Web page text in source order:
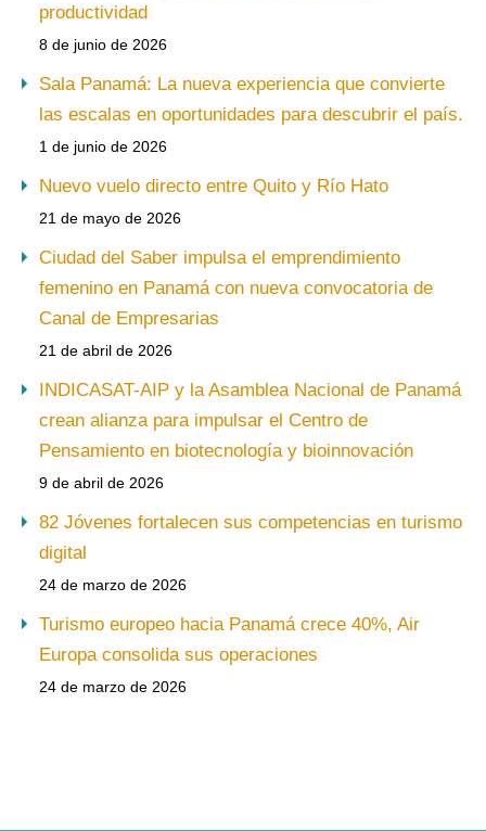
productividad
8 de junio de 2026
Sala Panamá: La nueva experiencia que convierte
las escalas en oportunidades para descubrir el país.
1 de junio de 2026
Nuevo vuelo directo entre Quito y Río Hato
21 de mayo de 2026
Ciudad del Saber impulsa el emprendimiento
femenino en Panamá con nueva convocatoria de
Canal de Empresarias
21 de abril de 2026
INDICASAT-AIP y la Asamblea Nacional de Panamá
crean alianza para impulsar el Centro de
Pensamiento en biotecnología y bioinnovación
9 de abril de 2026
82 Jóvenes fortalecen sus competencias en turismo
digital
24 de marzo de 2026
Turismo europeo hacia Panamá crece 40%, Air
Europa consolida sus operaciones
24 de marzo de 2026